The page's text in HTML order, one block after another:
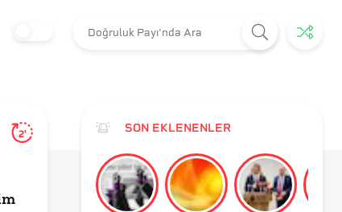
2' SON EKLENENLER